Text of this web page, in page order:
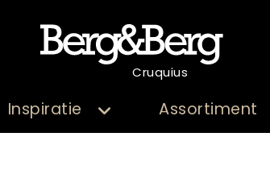
Cruquius
Inspiratie Assortiment